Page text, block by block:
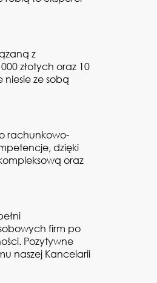
z
złotych oraz 10
niesie ze sobą
rachunkowo-
dzięki
oraz
firm po
Pozytywne
naszej Kancelarii